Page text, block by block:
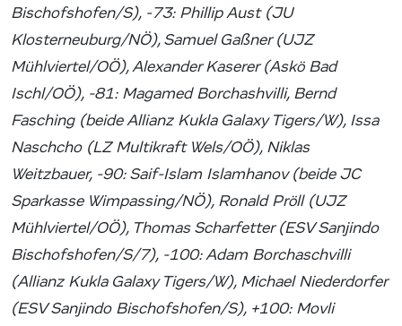
Bischofshofen/S), -73: Phillip Aust (JU
Klosterneuburg/NÖ), Samuel Gaßner (UJZ
Mühlviertel/OÖ), Alexander Kaserer (Askö Bad
Ischl/OÖ), -81: Magamed Borchashvilli, Bernd
Fasching (beide Allianz Kukla Galaxy Tigers/W), Issa
Naschcho (LZ Multikraft Wels/OÖ), Niklas
Weitzbauer, -90: Saif-Islam Islamhanov (beide JC
Sparkasse Wimpassing/NÖ), Ronald Pröll (UJZ
Mühlviertel/OÖ), Thomas Scharfetter (ESV Sanjindo
Bischofshofen/S/7), -100: Adam Borchaschvilli
(Allianz Kukla Galaxy Tigers/W), Michael Niederdorfer
(ESV Sanjindo Bischofshofen/S), +100: Movli